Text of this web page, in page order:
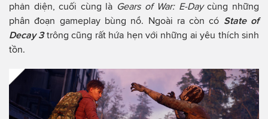
phản diện, cuối cùng là Gears of War: E-Daycùng những
phân đoạn gameplay bùng nổ. Ngoài ra còn có State of
Decay 3trông cũng rất hứa hẹn với những ai yêu thích sinh
tồn.